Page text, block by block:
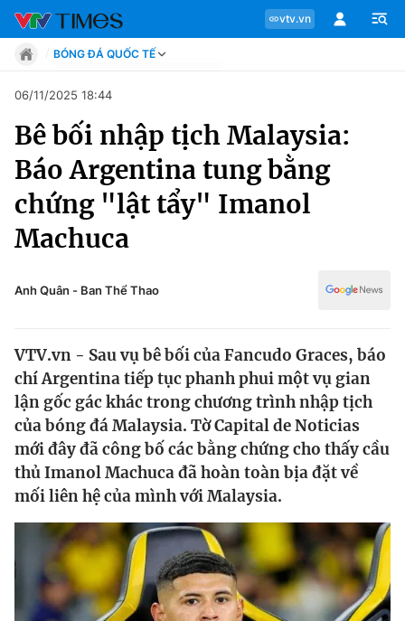
vtv.vn
Chuyên mục
Tin tức
Move
Phong cách
Sự kiện
Bóng đá
Thể thao Điện tử
Các môn khác
VIDEO
BÓNG ĐÁ QUỐC TẾ
Move
Phong cách
Sự kiện
Bóng đá
Thể thao điện tử
Các môn khác
Bên lề
06/11/2025 18:44
Bê bối nhập tịch Malaysia:
Báo Argentina tung bằng
chứng "lật tẩy" Imanol
Machuca
Anh Quân - Ban Thể Thao
VTV.vn - Sau vụ bê bối của Fancudo Graces, báo
chí Argentina tiếp tục phanh phui một vụ gian
lận gốc gác khác trong chương trình nhập tịch
của bóng đá Malaysia. Tờ Capital de Noticias
mới đây đã công bố các bằng chứng cho thấy cầu
thủ Imanol Machuca đã hoàn toàn bịa đặt về
mối liên hệ của mình với Malaysia.